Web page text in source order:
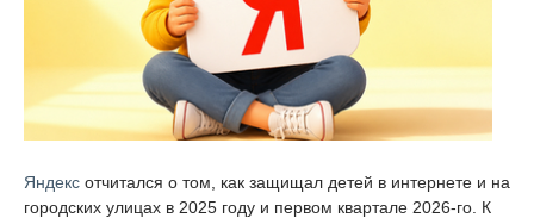
Яндекс отчитался о том, как защищал детей в интернете и на
городских улицах в 2025 году и первом квартале 2026-го. К